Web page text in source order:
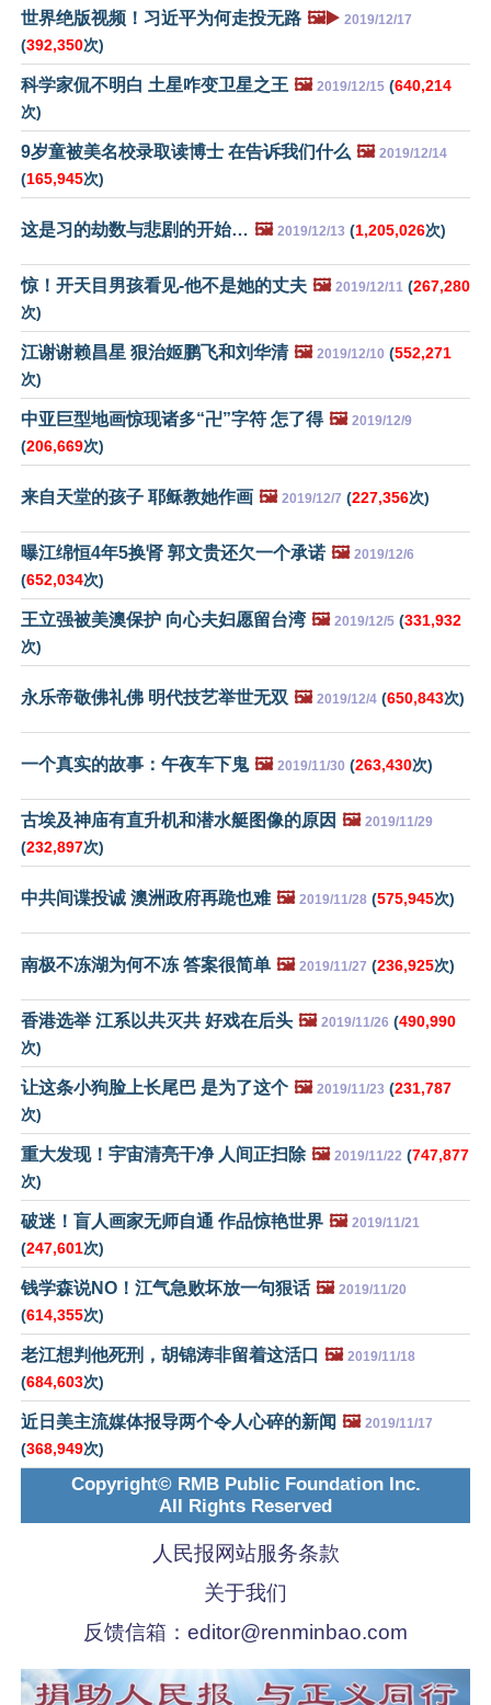
世界绝版视频！习近平为何走投无路 🖼️▶️ 2019/12/17
(392,350次)
科学家侃不明白 土星咋变卫星之王 🖼️ 2019/12/15 (640,214
次)
9岁童被美名校录取读博士 在告诉我们什么 🖼️ 2019/12/14
(165,945次)
这是习的劫数与悲剧的开始… 🖼️ 2019/12/13 (1,205,026次)
惊！开天目男孩看见-他不是她的丈夫 🖼️ 2019/12/11 (267,280
次)
江谢谢赖昌星 狠治姬鹏飞和刘华清 🖼️ 2019/12/10 (552,271
次)
中亚巨型地画惊现诸多“卍”字符 怎了得 🖼️ 2019/12/9
(206,669次)
来自天堂的孩子 耶稣教她作画 🖼️ 2019/12/7 (227,356次)
曝江绵恒4年5换肾 郭文贵还欠一个承诺 🖼️ 2019/12/6
(652,034次)
王立强被美澳保护 向心夫妇愿留台湾 🖼️ 2019/12/5 (331,932
次)
永乐帝敬佛礼佛 明代技艺举世无双 🖼️ 2019/12/4 (650,843次)
一个真实的故事：午夜车下鬼 🖼️ 2019/11/30 (263,430次)
古埃及神庙有直升机和潜水艇图像的原因 🖼️ 2019/11/29
(232,897次)
中共间谍投诚 澳洲政府再跪也难 🖼️ 2019/11/28 (575,945次)
南极不冻湖为何不冻 答案很简单 🖼️ 2019/11/27 (236,925次)
香港选举 江系以共灭共 好戏在后头 🖼️ 2019/11/26 (490,990
次)
让这条小狗脸上长尾巴 是为了这个 🖼️ 2019/11/23 (231,787
次)
重大发现！宇宙清亮干净 人间正扫除 🖼️ 2019/11/22 (747,877
次)
破迷！盲人画家无师自通 作品惊艳世界 🖼️ 2019/11/21
(247,601次)
钱学森说NO！江气急败坏放一句狠话 🖼️ 2019/11/20
(614,355次)
老江想判他死刑，胡锦涛非留着这活口 🖼️ 2019/11/18
(684,603次)
近日美主流媒体报导两个令人心碎的新闻 🖼️ 2019/11/17
(368,949次)
Copyright© RMB Public Foundation Inc.
All Rights Reserved
人民报网站服务条款
关于我们
反馈信箱： editor@renminbao.com